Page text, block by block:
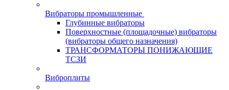
Вибраторы промышленные
Глубинные вибраторы
Поверхностные (площадочные) вибраторы
(вибраторы общего назначения)
ТРАНСФОРМАТОРЫ ПОНИЖАЮЩИЕ
ТСЗИ
Виброплиты